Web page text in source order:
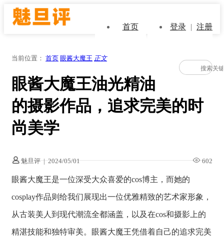
首页 登录 | 注册
当前位置： 首页 眼酱大魔王 正文
眼酱大魔王油光精油
的摄影作品，追求完美的时
尚美学
魅旦评 | 2024/05/01 602
眼酱大魔王是一位深受大众喜爱的cos博主，而她的
cosplay作品则给我们展现出一位优雅精致的艺术家形象，
从古装美人到现代潮流全都涵盖，以及在cos和摄影上的
精湛技能和独特审美。眼酱大魔王凭借着自己的追求完美